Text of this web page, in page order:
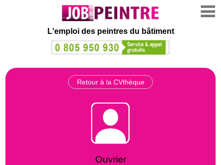
L'emploi des peintres du bâtiment
Retour à la CVthèque
Ouvrier